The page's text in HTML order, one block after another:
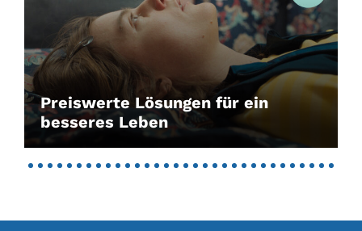
Preiswerte Lösungen für ein
besseres Leben